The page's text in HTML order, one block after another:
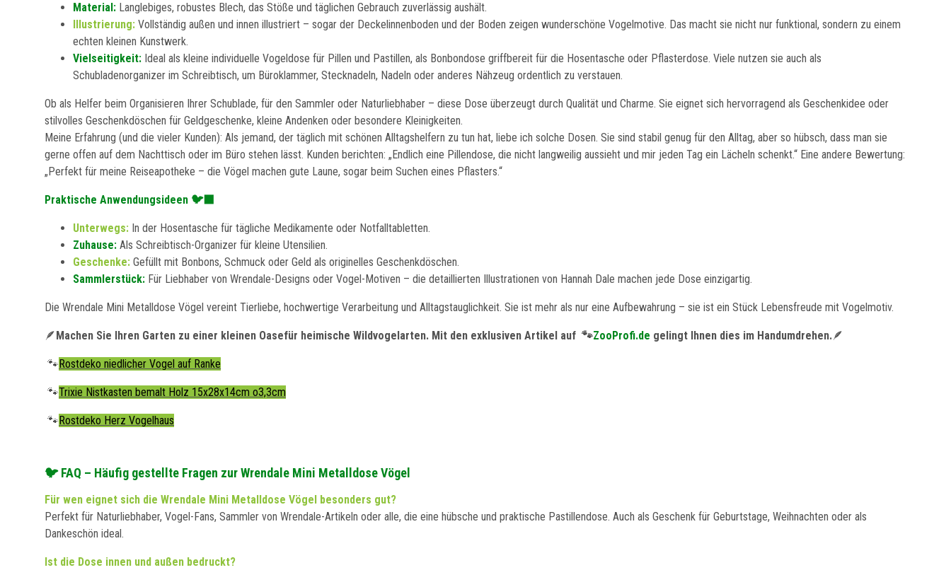
Material: Langlebiges, robustes Blech, das Stöße und täglichen Gebrauch zuverlässig aushält.
Illustrierung: Vollständig außen und innen illustriert – sogar der Deckelinnenboden und der Boden zeigen wunderschöne Vogelmotive. Das macht sie nicht nur funktional, sondern zu einem
echten kleinen Kunstwerk.
Vielseitigkeit: Ideal als kleine individuelle Vogeldose für Pillen und Pastillen, als Bonbondose griffbereit für die Hosentasche oder Pflasterdose. Viele nutzen sie auch als
Schubladenorganizer im Schreibtisch, um Büroklammer, Stecknadeln, Nadeln oder anderes Nähzeug ordentlich zu verstauen.
Ob als Helfer beim Organisieren Ihrer Schublade, für den Sammler oder Naturliebhaber – diese Dose überzeugt durch Qualität und Charme. Sie eignet sich hervorragend als Geschenkidee oder
stilvolles Geschenkdöschen für Geldgeschenke, kleine Andenken oder besondere Kleinigkeiten.
Meine Erfahrung (und die vieler Kunden): Als jemand, der täglich mit schönen Alltagshelfern zu tun hat, liebe ich solche Dosen. Sie sind stabil genug für den Alltag, aber so hübsch, dass man sie
gerne offen auf dem Nachttisch oder im Büro stehen lässt. Kunden berichten: „Endlich eine Pillendose, die nicht langweilig aussieht und mir jeden Tag ein Lächeln schenkt.“ Eine andere Bewertung:
„Perfekt für meine Reiseapotheke – die Vögel machen gute Laune, sogar beim Suchen eines Pflasters.“
Praktische Anwendungsideen 🐦‍⬛
Unterwegs: In der Hosentasche für tägliche Medikamente oder Notfalltabletten.
Zuhause: Als Schreibtisch-Organizer für kleine Utensilien.
Geschenke: Gefüllt mit Bonbons, Schmuck oder Geld als originelles Geschenkdöschen.
Sammlerstück: Für Liebhaber von Wrendale-Designs oder Vogel-Motiven – die detaillierten Illustrationen von Hannah Dale machen jede Dose einzigartig.
Die Wrendale Mini Metalldose Vögel vereint Tierliebe, hochwertige Verarbeitung und Alltagstauglichkeit. Sie ist mehr als nur eine Aufbewahrung – sie ist ein Stück Lebensfreude mit Vogelmotiv.
🪶 Machen Sie Ihren Garten zu einer kleinen Oasefür heimische Wildvogelarten. Mit den exklusiven Artikel auf 🐾ZooProfi.de gelingt Ihnen dies im Handumdrehen.🪶
🐾 Rostdeko niedlicher Vogel auf Ranke
🐾Trixie Nistkasten bemalt Holz 15x28x14cm o3,3cm
🐾 Rostdeko Herz Vogelhaus
🐦 FAQ – Häufig gestellte Fragen zur Wrendale Mini Metalldose Vögel
Für wen eignet sich die Wrendale Mini Metalldose Vögel besonders gut?
Perfekt für Naturliebhaber, Vogel-Fans, Sammler von Wrendale-Artikeln oder alle, die eine hübsche und praktische Pastillendose. Auch als Geschenk für Geburtstage, Weihnachten oder als
Dankeschön ideal.
Ist die Dose innen und außen bedruckt?